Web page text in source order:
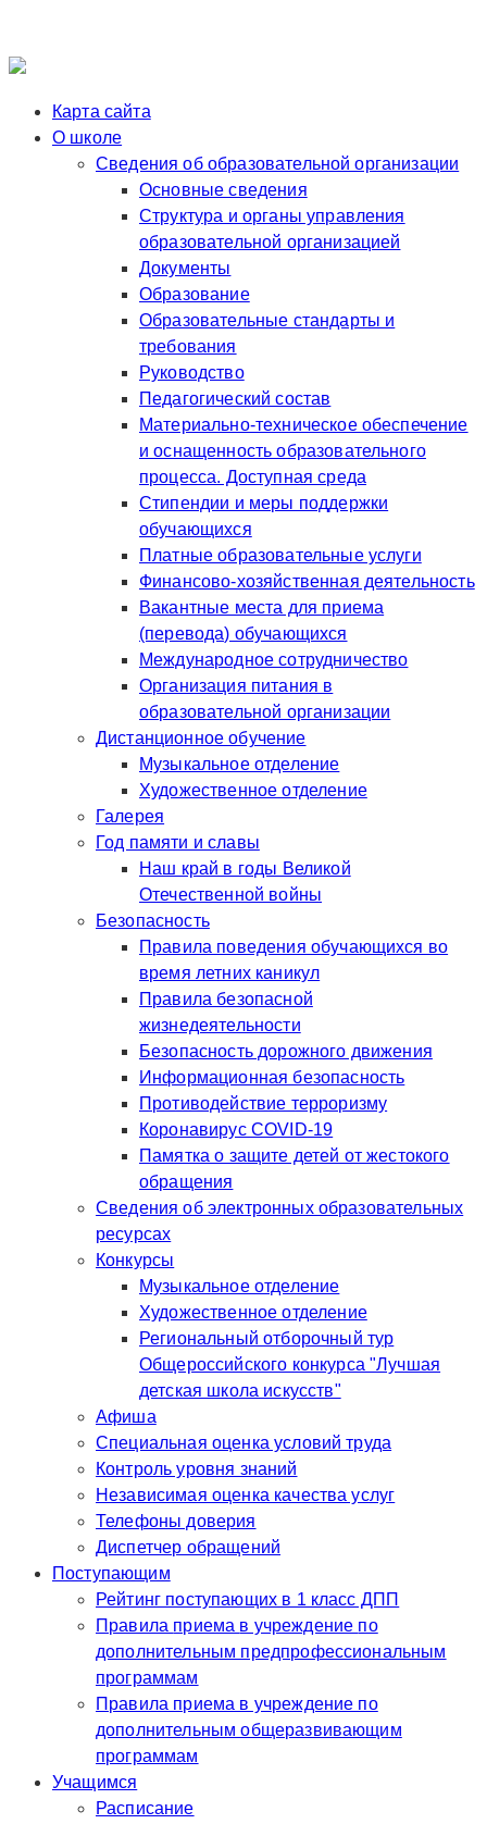
Карта сайта
О школе
Сведения об образовательной организации
Основные сведения
Структура и органы управления
образовательной организацией
Документы
Образование
Образовательные стандарты и
требования
Руководство
Педагогический состав
Материально-техническое обеспечение
и оснащенность образовательного
процесса. Доступная среда
Стипендии и меры поддержки
обучающихся
Платные образовательные услуги
Финансово-хозяйственная деятельность
Вакантные места для приема
(перевода) обучающихся
Международное сотрудничество
Организация питания в
образовательной организации
Дистанционное обучение
Музыкальное отделение
Художественное отделение
Галерея
Год памяти и славы
Наш край в годы Великой
Отечественной войны
Безопасность
Правила поведения обучающихся во
время летних каникул
Правила безопасной
жизнедеятельности
Безопасность дорожного движения
Информационная безопасность
Противодействие терроризму
Коронавирус COVID-19
Памятка о защите детей от жестокого
обращения
Сведения об электронных образовательных
ресурсах
Конкурсы
Музыкальное отделение
Художественное отделение
Региональный отборочный тур
Общероссийского конкурса "Лучшая
детская школа искусств"
Афиша
Специальная оценка условий труда
Контроль уровня знаний
Независимая оценка качества услуг
Телефоны доверия
Диспетчер обращений
Поступающим
Рейтинг поступающих в 1 класс ДПП
Правила приема в учреждение по
дополнительным предпрофессиональным
программам
Правила приема в учреждение по
дополнительным общеразвивающим
программам
Учащимся
Расписание